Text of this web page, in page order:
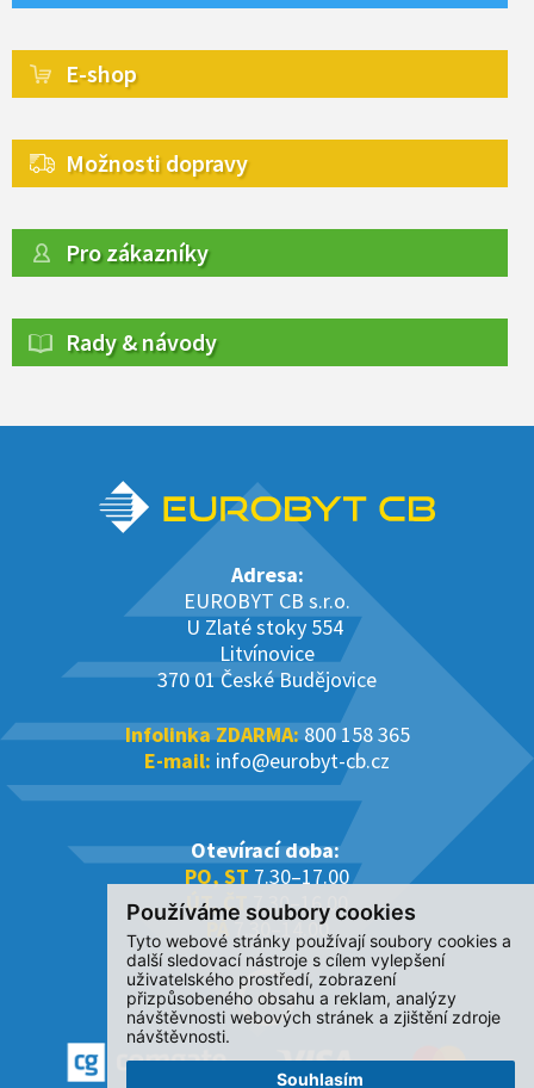
Používáme soubory cookies
Tyto webové stránky používají soubory cookies a
další sledovací nástroje s cílem vylepšení
uživatelského prostředí, zobrazení
přizpůsobeného obsahu a reklam, analýzy
návštěvnosti webových stránek a zjištění zdroje
návštěvnosti.
Souhlasím
E-shop
Možnosti dopravy
Pro zákazníky
Rady & návody
Adresa:
EUROBYT CB s.r.o.
U Zlaté stoky 554
Litvínovice
370 01 České Budějovice
Infolinka ZDARMA:800 158 365
E-mail: info@eurobyt-cb.cz
Otevírací doba:
PO, ST 7.30–17.00
ÚT, ČT7.30–16.00
PÁ7.30–14.00